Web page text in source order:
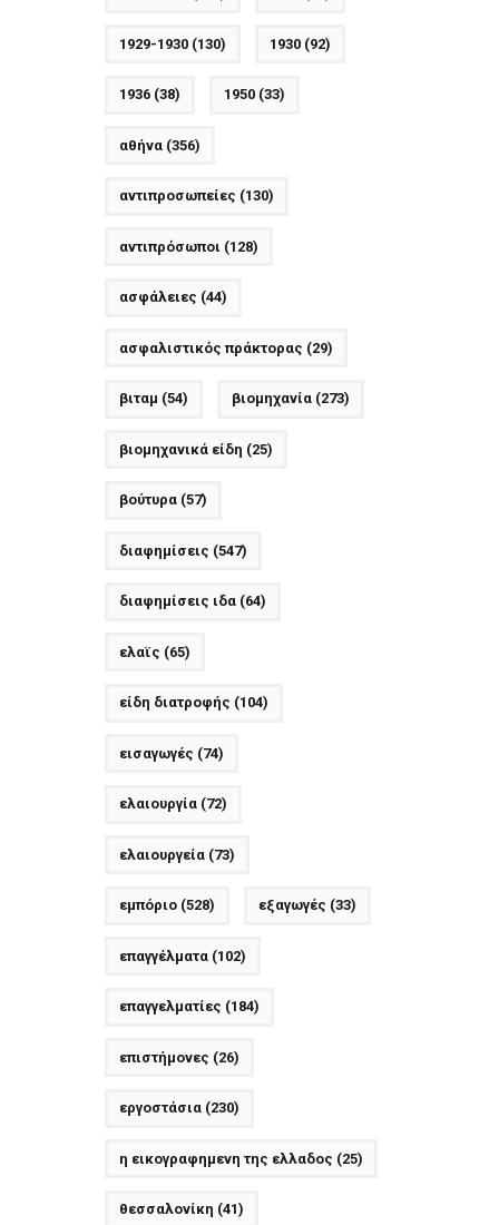
1929-1930(130) 1930(92)
1936(38) 1950(33)
αθήνα(356)
αντιπροσωπείες (130)
αντιπρόσωποι (128)
ασφάλειες (44)
ασφαλιστικός πράκτορας (29)
βιταμ (54) βιομηχανία(273)
βιομηχανικά είδη (25)
βούτυρα(57)
διαφημίσεις (547)
διαφημίσεις ιδα(64)
ελαϊς (65)
είδη διατροφής (104)
εισαγωγές (74)
ελαιουργία(72)
ελαιουργεία(73)
εμπόριο(528) εξαγωγές (33)
επαγγέλματα(102)
επαγγελματίες (184)
επιστήμονες (26)
εργοστάσια(230)
η εικογραφημενη της ελλαδος (25)
θεσσαλονίκη (41)